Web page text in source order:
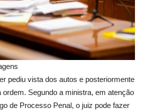
pediu vista dos autos e posteriormente
ordem. Segundo a ministra, em atenção
de Processo Penal, o juiz pode fazer